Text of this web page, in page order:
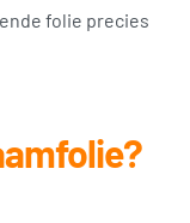
folie precies